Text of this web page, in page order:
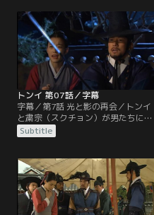
る。明聖大妃（ミョンソンテビ）や
チョン・イングクら西人（ソイン）
の反対にあいながらもオ・テソクら
南人（ナミン）に推されて宮廷入り
したチャン尚宮（サングン）。
トンイ 第07話／字幕
字幕／第7話 光と影の再会／トンイ
と粛宗（スクチョン）が男たちにや
られそうなところへ、ソ・ヨンギ率
いる捕盗庁（ポドチョン）が駆けつ
クチョン）は音変（ウムビョン）が
仕組まれたものであったこと、その
首謀者を必ず突き止めることを宣言
する。トンイは粛宗（スクチョン）
から褒美を賜る。
Subtitle